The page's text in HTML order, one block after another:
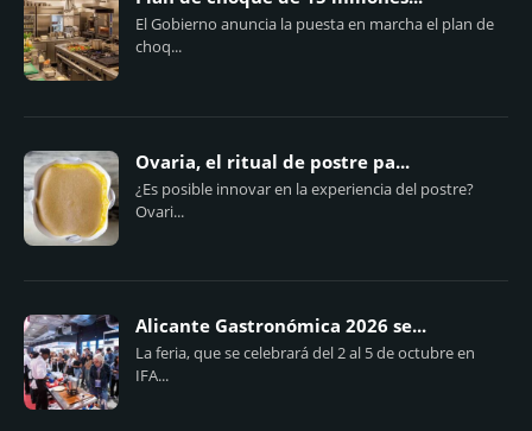
El Gobierno anuncia la puesta en marcha el plan de
choq...
Ovaria, el ritual de postre pa...
¿Es posible innovar en la experiencia del postre?
Ovari...
Alicante Gastronómica 2026 se...
La feria, que se celebrará del 2 al 5 de octubre en
IFA...